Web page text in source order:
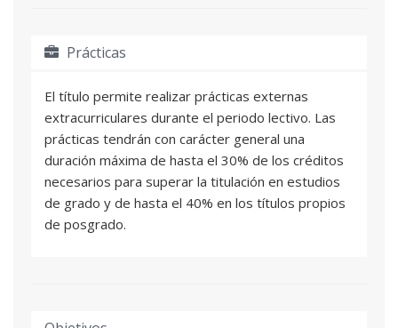
Prácticas
El título permite realizar prácticas externas
extracurriculares durante el periodo lectivo. Las
prácticas tendrán con carácter general una
duración máxima de hasta el 30% de los créditos
necesarios para superar la titulación en estudios
de grado y de hasta el 40% en los títulos propios
de posgrado.